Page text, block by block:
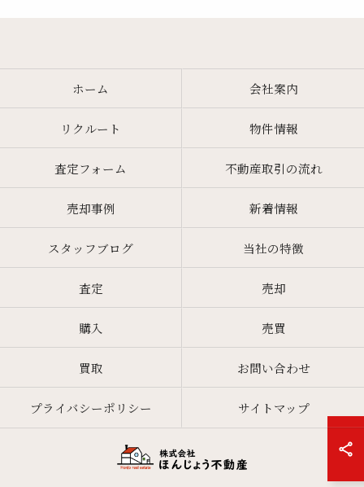
ホーム 会社案内
リクルート 物件情報
査定フォーム 不動産取引の流れ
売却事例 新着情報
スタッフブログ 当社の特徴
査定 売却
購入 売買
買取 お問い合わせ
プライバシーポリシー サイトマップ